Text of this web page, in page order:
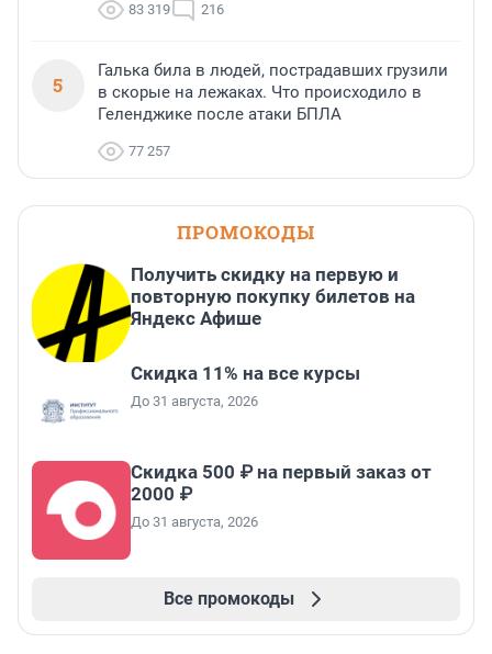
83 319 216
5
Галька била в людей, пострадавших грузили
в скорые на лежаках. Что происходило в
Геленджике после атаки БПЛА
77 257
ПРОМОКОДЫ
Получить скидку на первую и
повторную покупку билетов на
Яндекс Афише
Скидка 11% на все курсы
До 31 августа, 2026
Скидка 500 ₽ на первый заказ от
2000 ₽
До 31 августа, 2026
Все промокоды